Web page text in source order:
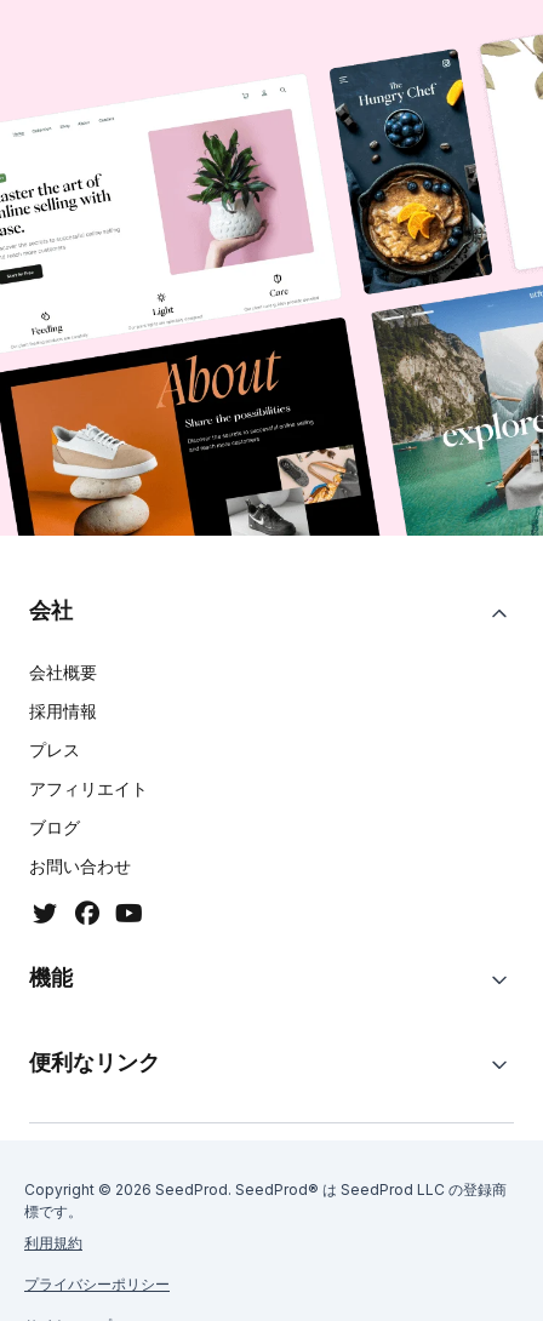
会社
会社概要
採用情報
プレス
アフィリエイト
ブログ
お問い合わせ
機能
便利なリンク
Copyright © 2026 SeedProd. SeedProd® は SeedProd LLC の登録商
標です。
利用規約
プライバシーポリシー